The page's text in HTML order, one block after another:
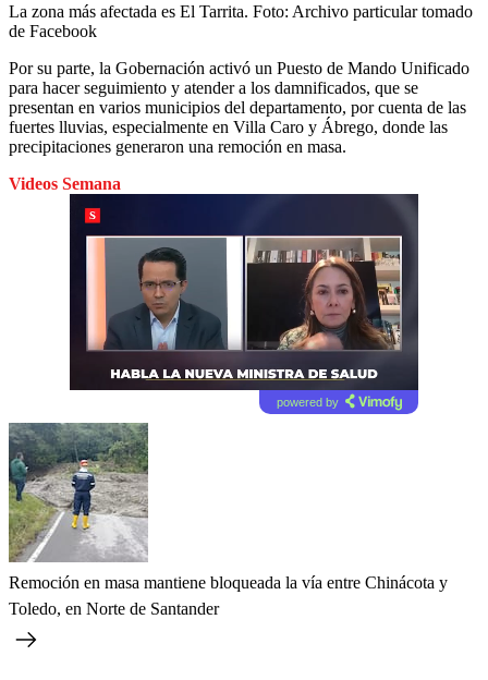
La zona más afectada es El Tarrita. Foto: Archivo particular tomado
de Facebook
Por su parte, la Gobernación activó un Puesto de Mando Unificado
para hacer seguimiento y atender a los damnificados, que se
presentan en varios municipios del departamento, por cuenta de las
fuertes lluvias, especialmente en Villa Caro y Ábrego, donde las
precipitaciones generaron una remoción en masa.
Videos Semana
powered by
Remoción en masa mantiene bloqueada la vía entre Chinácota y
Toledo, en Norte de Santander